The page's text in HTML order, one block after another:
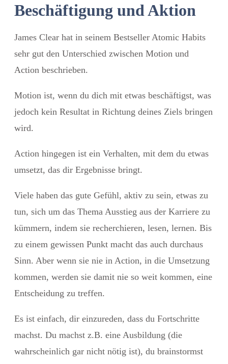
Beschäftigung und Aktion
James Clear hat in seinem Bestseller Atomic Habits
sehr gut den Unterschied zwischen Motion und
Action beschrieben.
Motion ist, wenn du dich mit etwas beschäftigst, was
jedoch kein Resultat in Richtung deines Ziels bringen
wird.
Action hingegen ist ein Verhalten, mit dem du etwas
umsetzt, das dir Ergebnisse bringt.
Viele haben das gute Gefühl, aktiv zu sein, etwas zu
tun, sich um das Thema Ausstieg aus der Karriere zu
kümmern, indem sie recherchieren, lesen, lernen. Bis
zu einem gewissen Punkt macht das auch durchaus
Sinn. Aber wenn sie nie in Action, in die Umsetzung
kommen, werden sie damit nie so weit kommen, eine
Entscheidung zu treffen.
Es ist einfach, dir einzureden, dass du Fortschritte
machst. Du machst z.B. eine Ausbildung (die
wahrscheinlich gar nicht nötig ist), du brainstormst